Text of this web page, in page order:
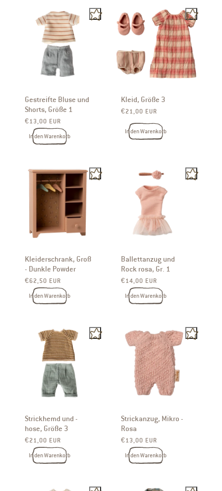
Gestreifte Bluse und
Shorts, Größe 1
Normaler Preis
€13,00 EUR
In den Warenkorb
Kleid, Größe 3
Normaler Preis
€21,00 EUR
In den Warenkorb
Kleiderschrank, Groß
- Dunkle Powder
Normaler Preis
€62,50 EUR
In den Warenkorb
Ballettanzug und
Rock rosa, Gr. 1
Normaler Preis
€14,00 EUR
In den Warenkorb
Strickhemd und -
hose, Größe 3
Normaler Preis
€21,00 EUR
In den Warenkorb
Strickanzug, Mikro -
Rosa
Normaler Preis
€13,00 EUR
In den Warenkorb